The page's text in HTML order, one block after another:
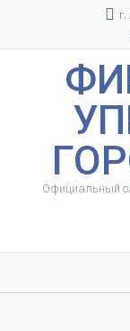
Официальный